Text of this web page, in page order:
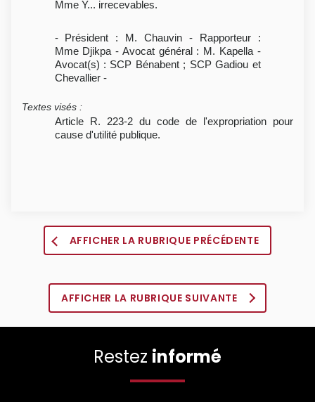
Mme Y... irrecevables.
- Président : M. Chauvin - Rapporteur :
Mme Djikpa - Avocat général : M. Kapella -
Avocat(s) : SCP Bénabent ; SCP Gadiou et
Chevallier -
Textes visés :
Article R. 223-2 du code de l'expropriation pour
cause d'utilité publique.
AFFICHER LA RUBRIQUE PRÉCÉDENTE
AFFICHER LA RUBRIQUE SUIVANTE
Restez informé